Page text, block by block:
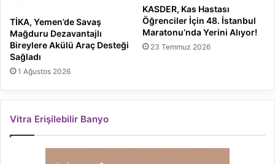
TİKA, Yemen’de Savaş
Mağduru Dezavantajlı
Bireylere Akülü Araç Desteği
Sağladı
1 Ağustos 2026
KASDER, Kas Hastası
Öğrenciler İçin 48. İstanbul
Maratonu’nda Yerini Alıyor!
23 Temmuz 2026
Vitra Erişilebilir Banyo